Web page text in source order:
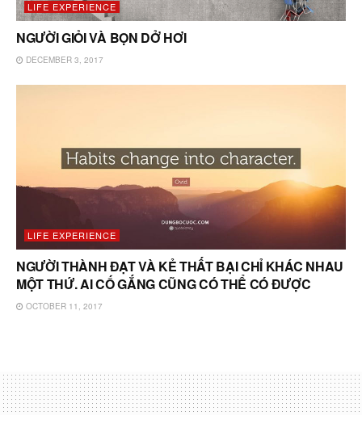
LIFE EXPERIENCE
NGƯỜI GIỎI VÀ BỌN DỞ HƠI
DECEMBER 3, 2017
LIFE EXPERIENCE
NGƯỜI THÀNH ĐẠT VÀ KẺ THẤT BẠI CHỈ KHÁC NHAU
MỘT THỨ. AI CỐ GẮNG CŨNG CÓ THỂ CÓ ĐƯỢC
OCTOBER 11, 2017